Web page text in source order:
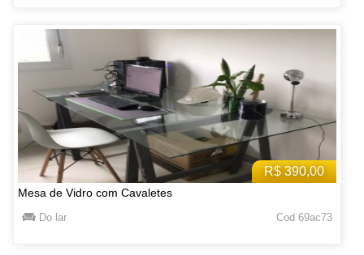
R$ 390,00
Mesa de Vidro com Cavaletes
Do lar Cod 69ac73